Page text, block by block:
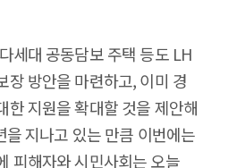
세대 공동담보 주택 등도 LH
장 방안을 마련하고, 이미 경
한 지원을 확대할 것을 제안해
지나고 있는 만큼 이번에는
피해자와 시민사회는 오늘